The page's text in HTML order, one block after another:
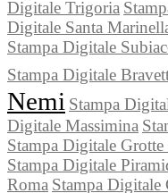
Digitale Trigoria
Digitale Santa
Stampa Digitale
Stampa Digitale
Nemi Stampa
Digitale Massimina
Stampa Digitale
Stampa Digitale
Roma Stampa